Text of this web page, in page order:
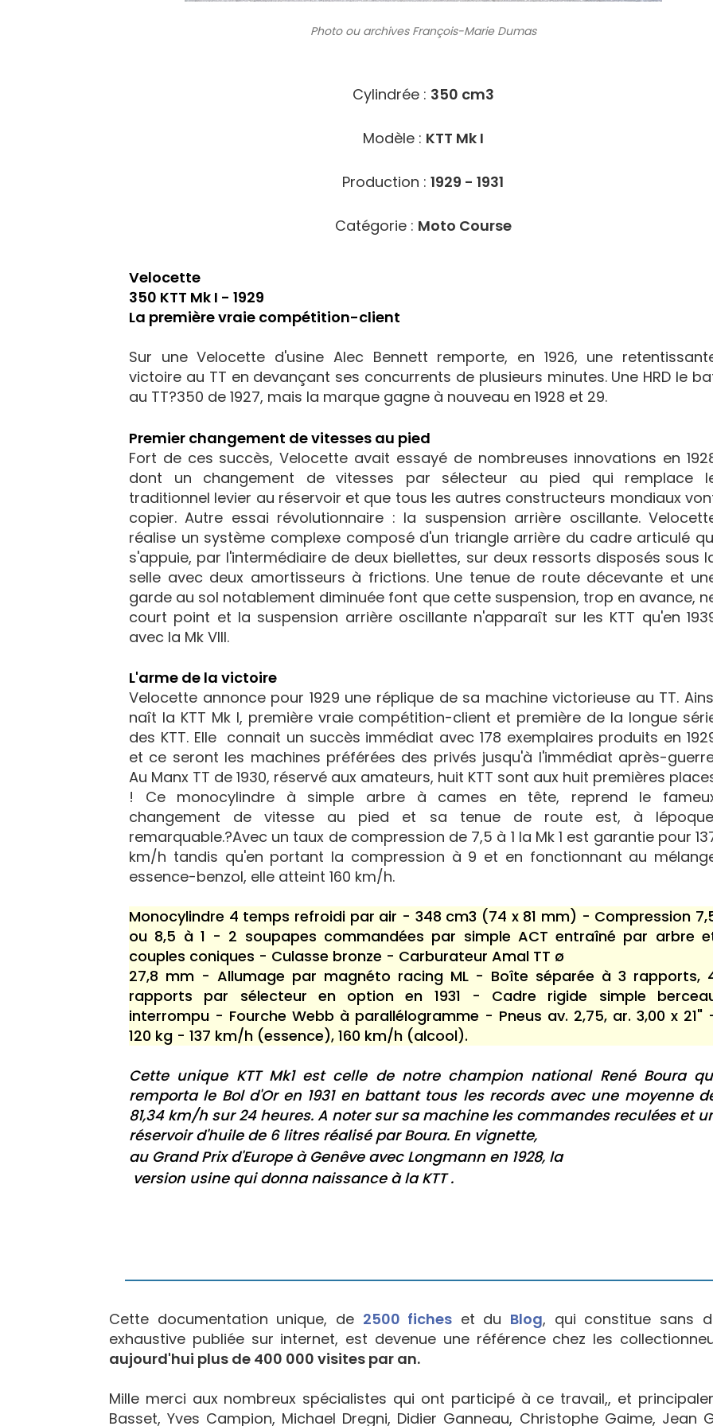
Photo ou archivesFrançois-Marie Dumas
Cylindrée : 350 cm3
Modèle : KTT Mk I
Production : 1929 - 1931
Catégorie : Moto Course
Velocette
350 KTT Mk I - 1929
La première vraie compétition-client
Sur une Velocette d'usine Alec Bennett remporte, en 1926, une
victoire au TT en devançant ses concurrents de plusieurs minutes. Une HRD le
au TT?350 de 1927, mais la marque gagne à nouveau en 1928 et 29.
Premier changement de vitesses au pied
Fort de ces succès, Velocette avait essayé de nombreuses innovations en
dont un changement de vitesses par sélecteur au pied qui remplace
traditionnel levier au réservoir et que tous les autres constructeurs mondiaux
copier. Autre essai révolutionnaire : la suspension arrière oscillante.
réalise un système complexe composé d'un triangle arrière du cadre articulé
s'appuie, par l'intermédiaire de deux biellettes, sur deux ressorts disposés sous
selle avec deux amortisseurs à frictions. Une tenue de route décevante et
garde au sol notablement diminuée font que cette suspension, trop en avance,
court point et la suspension arrière oscillante n'apparaît sur les KTT qu'en
avec la Mk VIII.
L'arme de la victoire
Velocette annonce pour 1929 une réplique de sa machine victorieuse au TT.
naît la KTT Mk I, première vraie compétition-client et première de la longue
des KTT. Elle connait un succès immédiat avec 178 exemplaires produits en
et ce seront les machines préférées des privés jusqu'à l'immédiat après-
Au Manx TT de 1930, réservé aux amateurs, huit KTT sont aux huit premières
! Ce monocylindre à simple arbre à cames en tête, reprend le
changement de vitesse au pied et sa tenue de route est, à
remarquable.?Avec un taux de compression de 7,5 à 1 la Mk 1 est garantie pour
km/h tandis qu'en portant la compression à 9 et en fonctionnant au
essence-benzol, elle atteint 160 km/h.
Monocylindre 4 temps refroidi par air - 348 cm3 (74 x 81 mm) - Compression
ou 8,5 à 1 - 2 soupapes commandées par simple ACT entraîné par arbre
couples coniques - Culasse bronze - Carburateur Amal TT ø
27,8 mm - Allumage par magnéto racing ML - Boîte séparée à 3 rapports,
rapports par sélecteur en option en 1931 - Cadre rigide simple
interrompu - Fourche Webb à parallélogramme - Pneus av. 2,75, ar. 3,00 x 21"
120 kg - 137 km/h (essence), 160 km/h (alcool).
Cette unique KTT Mk1 est celle de notre champion national René Boura
remporta le Bol d'Or en 1931 en battant tous les records avec une moyenne
81,34 km/h sur 24 heures. A noter sur sa machine les commandes reculées et
réservoir d'huile de 6 litres réalisé par Boura. En vignette,
au Grand Prix d'Europe à Genêve avec Longmann en 1928, la
version usine qui donna naissance à la KTT .
Cette documentation unique, de 2500 fiches et du Blog, qui constitue sans
exhaustive publiée sur internet, est devenue une référence chez les
aujourd'hui plus de 400 000 visites par an.
Mille merci aux nombreux spécialistes qui ont participé à ce travail,, et
Basset, Yves Campion, Michael Dregni, Didier Ganneau, Christophe Gaime, Jean